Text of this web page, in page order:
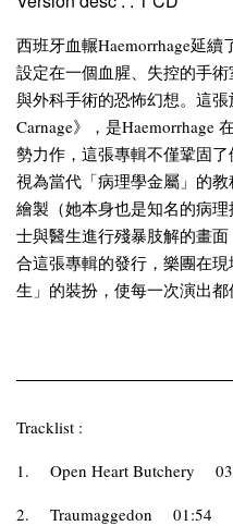
西班牙血輾Haemorrhage延續
設定在一個血腥、失控的手
與外科手術的恐怖幻想。這
Carnage》，是Haemorrhage
勢力作，這張專輯不僅鞏固
視為當代「病理學金屬」的
繪製（她本身也是知名的病
士與醫生進行殘暴肢解的畫
合這張專輯的發行，樂團在
生」的裝扮，使每一次演出都
Tracklist :
1.
Open Heart Butchery
2.
Traumaggedon
01:54